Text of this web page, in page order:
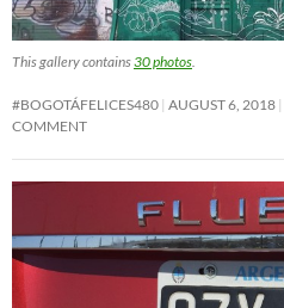
This gallery contains30 photos
#BOGOTÁFELICES480 AUGUST 6, 2018
COMMENT